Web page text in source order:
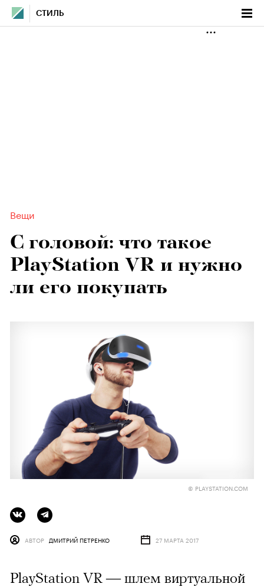
СТИЛЬ
Вещи
С головой: что такое
PlayStation VR и нужно
ли его покупать
© PLAYSTATION.COM
АВТОР ДМИТРИЙ ПЕТРЕНКО 27 МАРТА 2017
PlayStation VR — шлем виртуальной